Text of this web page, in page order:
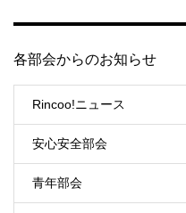
各部会からのお知らせ
Rincoo!ニュース
安心安全部会
青年部会